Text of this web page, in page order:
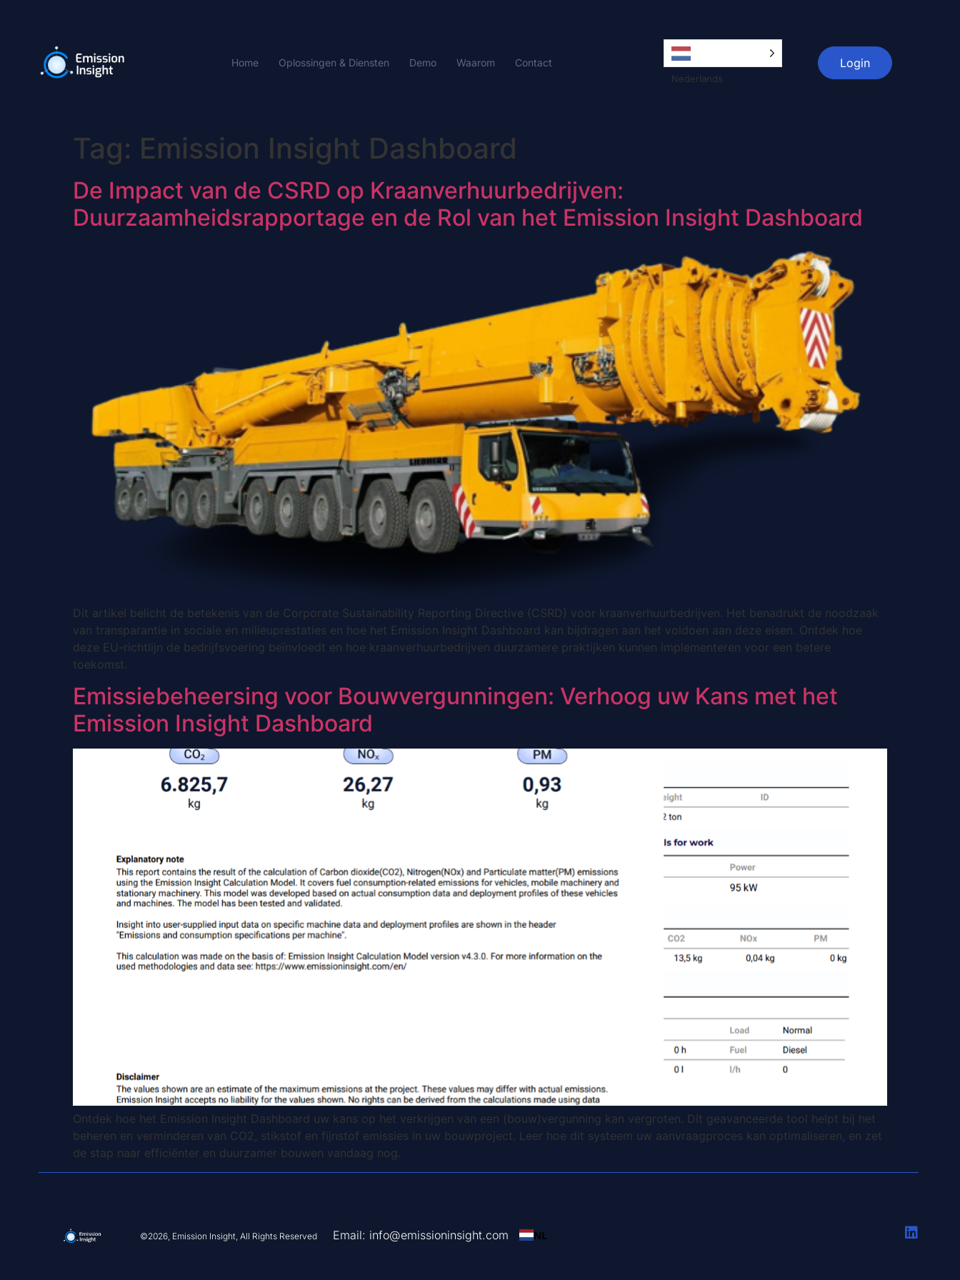
Home Oplossingen & Diensten Demo Waarom Contact
Nederlands
Login
Tag: Emission Insight Dashboard
De Impact van de CSRD op Kraanverhuurbedrijven:
Duurzaamheidsrapportage en de Rol van het Emission Insight Dashboard
Dit artikel belicht de betekenis van de Corporate Sustainability Reporting Directive (CSRD) voor kraanverhuurbedrijven. Het benadrukt de noodzaak
van transparantie in sociale en milieuprestaties en hoe het Emission Insight Dashboard kan bijdragen aan het voldoen aan deze eisen. Ontdek hoe
deze EU-richtlijn de bedrijfsvoering beïnvloedt en hoe kraanverhuurbedrijven duurzamere praktijken kunnen implementeren voor een betere
toekomst.
Emissiebeheersing voor Bouwvergunningen: Verhoog uw Kans met het
Emission Insight Dashboard
Ontdek hoe het Emission Insight Dashboard uw kans op het verkrijgen van een (bouw)vergunning kan vergroten. Dit geavanceerde tool helpt bij het
beheren en verminderen van CO2, stikstof en fijnstof emissies in uw bouwproject. Leer hoe dit systeem uw aanvraagproces kan optimaliseren, en zet
de stap naar efficiënter en duurzamer bouwen vandaag nog.
©2026, Emission Insight, All Rights Reserved Email: info@emissioninsight.com NL